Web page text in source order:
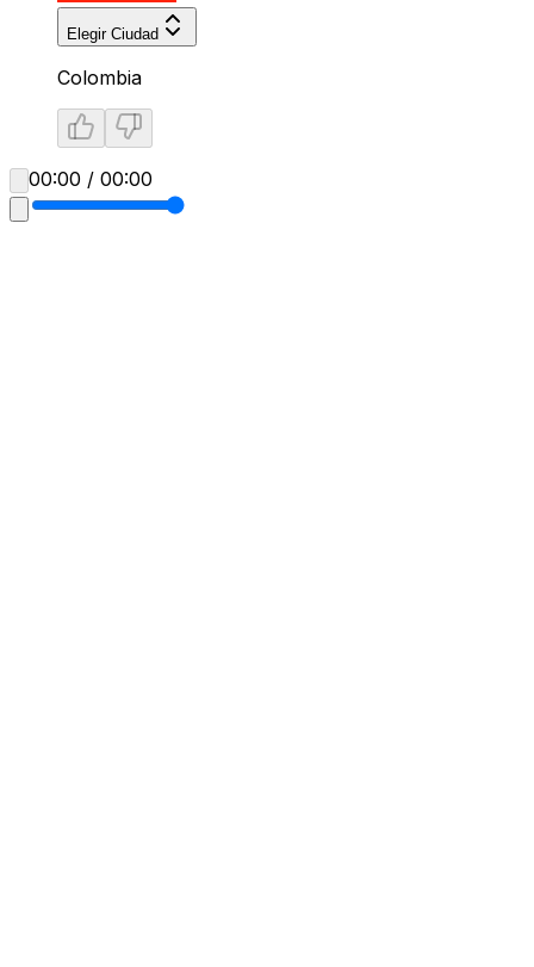
Elegir Ciudad
Colombia
00:00 / 00:00